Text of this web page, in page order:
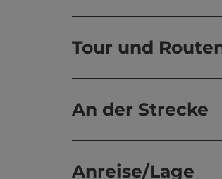
Tour und
An der Strecke
Anreise/Lage